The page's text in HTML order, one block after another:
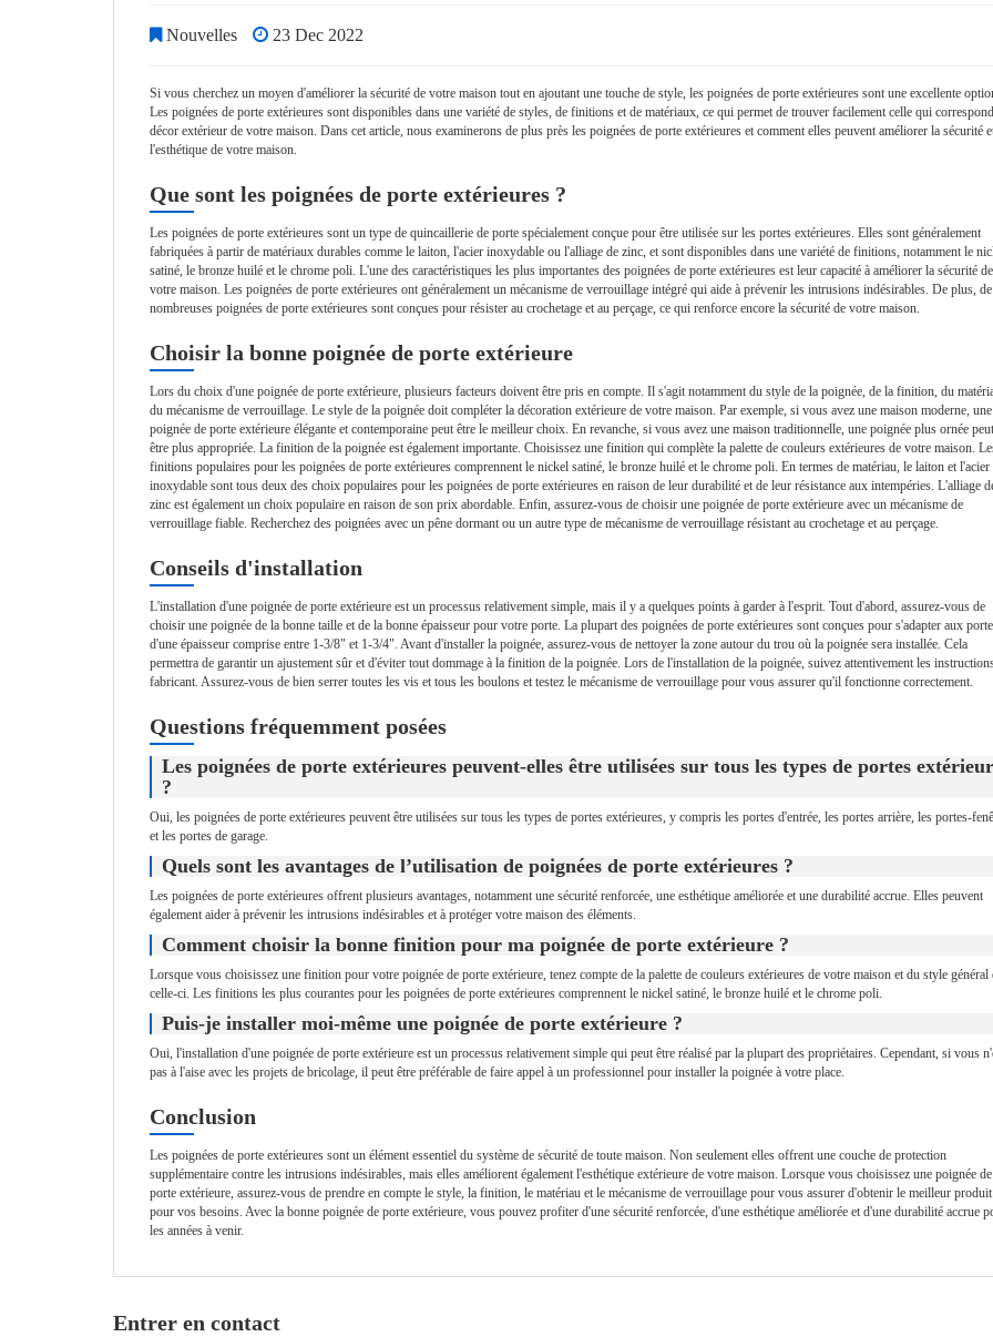
Nouvelles 23 Dec 2022
Si vous cherchez un moyen d'améliorer la sécurité de votre maison tout en ajoutant une touche de style, les poignées de porte extérieures sont une excellente
Les poignées de porte extérieures sont disponibles dans une variété de styles, de finitions et de matériaux, ce qui permet de trouver facilement celle qui
décor extérieur de votre maison. Dans cet article, nous examinerons de plus près les poignées de porte extérieures et comment elles peuvent améliorer la sécurité
l'esthétique de votre maison.
Que sont les poignées de porte extérieures ?
Les poignées de porte extérieures sont un type de quincaillerie de porte spécialement conçue pour être utilisée sur les portes extérieures. Elles sont généralement
fabriquées à partir de matériaux durables comme le laiton, l'acier inoxydable ou l'alliage de zinc, et sont disponibles dans une variété de finitions, notamment le
satiné, le bronze huilé et le chrome poli. L'une des caractéristiques les plus importantes des poignées de porte extérieures est leur capacité à améliorer la sécurité de
votre maison. Les poignées de porte extérieures ont généralement un mécanisme de verrouillage intégré qui aide à prévenir les intrusions indésirables. De plus, de
nombreuses poignées de porte extérieures sont conçues pour résister au crochetage et au perçage, ce qui renforce encore la sécurité de votre maison.
Choisir la bonne poignée de porte extérieure
Lors du choix d'une poignée de porte extérieure, plusieurs facteurs doivent être pris en compte. Il s'agit notamment du style de la poignée, de la finition, du
du mécanisme de verrouillage. Le style de la poignée doit compléter la décoration extérieure de votre maison. Par exemple, si vous avez une maison moderne, une
poignée de porte extérieure élégante et contemporaine peut être le meilleur choix. En revanche, si vous avez une maison traditionnelle, une poignée plus ornée peut
être plus appropriée. La finition de la poignée est également importante. Choisissez une finition qui complète la palette de couleurs extérieures de votre maison.
finitions populaires pour les poignées de porte extérieures comprennent le nickel satiné, le bronze huilé et le chrome poli. En termes de matériau, le laiton et l'acier
inoxydable sont tous deux des choix populaires pour les poignées de porte extérieures en raison de leur durabilité et de leur résistance aux intempéries. L'alliage
zinc est également un choix populaire en raison de son prix abordable. Enfin, assurez-vous de choisir une poignée de porte extérieure avec un mécanisme de
verrouillage fiable. Recherchez des poignées avec un pêne dormant ou un autre type de mécanisme de verrouillage résistant au crochetage et au perçage.
Conseils d'installation
L'installation d'une poignée de porte extérieure est un processus relativement simple, mais il y a quelques points à garder à l'esprit. Tout d'abord, assurez-vous de
choisir une poignée de la bonne taille et de la bonne épaisseur pour votre porte. La plupart des poignées de porte extérieures sont conçues pour s'adapter aux
d'une épaisseur comprise entre 1-3/8" et 1-3/4". Avant d'installer la poignée, assurez-vous de nettoyer la zone autour du trou où la poignée sera installée. Cela
permettra de garantir un ajustement sûr et d'éviter tout dommage à la finition de la poignée. Lors de l'installation de la poignée, suivez attentivement les
fabricant. Assurez-vous de bien serrer toutes les vis et tous les boulons et testez le mécanisme de verrouillage pour vous assurer qu'il fonctionne correctement.
Questions fréquemment posées
Les poignées de porte extérieures peuvent-elles être utilisées sur tous les types de portes
?
Oui, les poignées de porte extérieures peuvent être utilisées sur tous les types de portes extérieures, y compris les portes d'entrée, les portes arrière, les portes-
et les portes de garage.
Quels sont les avantages de l’utilisation de poignées de porte extérieures ?
Les poignées de porte extérieures offrent plusieurs avantages, notamment une sécurité renforcée, une esthétique améliorée et une durabilité accrue. Elles peuvent
également aider à prévenir les intrusions indésirables et à protéger votre maison des éléments.
Comment choisir la bonne finition pour ma poignée de porte extérieure ?
Lorsque vous choisissez une finition pour votre poignée de porte extérieure, tenez compte de la palette de couleurs extérieures de votre maison et du style général
celle-ci. Les finitions les plus courantes pour les poignées de porte extérieures comprennent le nickel satiné, le bronze huilé et le chrome poli.
Puis-je installer moi-même une poignée de porte extérieure ?
Oui, l'installation d'une poignée de porte extérieure est un processus relativement simple qui peut être réalisé par la plupart des propriétaires. Cependant, si vous
pas à l'aise avec les projets de bricolage, il peut être préférable de faire appel à un professionnel pour installer la poignée à votre place.
Conclusion
Les poignées de porte extérieures sont un élément essentiel du système de sécurité de toute maison. Non seulement elles offrent une couche de protection
supplémentaire contre les intrusions indésirables, mais elles améliorent également l'esthétique extérieure de votre maison. Lorsque vous choisissez une poignée de
porte extérieure, assurez-vous de prendre en compte le style, la finition, le matériau et le mécanisme de verrouillage pour vous assurer d'obtenir le meilleur produit
pour vos besoins. Avec la bonne poignée de porte extérieure, vous pouvez profiter d'une sécurité renforcée, d'une esthétique améliorée et d'une durabilité accrue
les années à venir.
Entrer en contact